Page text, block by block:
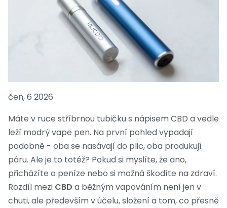
čen, 6 2026
Máte v ruce stříbrnou tubičku s nápisem CBD a vedle
leží modrý vape pen. Na první pohled vypadají
podobně - oba se nasávají do plic, oba produkují
páru. Ale je to totéž? Pokud si myslíte, že ano,
přicházíte o peníze nebo si možná škodíte na zdraví.
Rozdíl mezi CBD a běžným vapováním není jen v
chuti, ale především v účelu, složení a tom, co přesně